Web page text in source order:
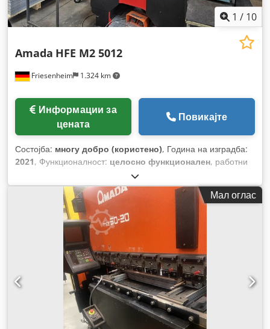
1 / 10
Friesenheim 1.324 km
Amada HFE M2 5012
цената
Повикајте
Состојба: многу добро (користено), Година на изградба:
2021, Функционалност: целосно функционален, работни
Мал оглас